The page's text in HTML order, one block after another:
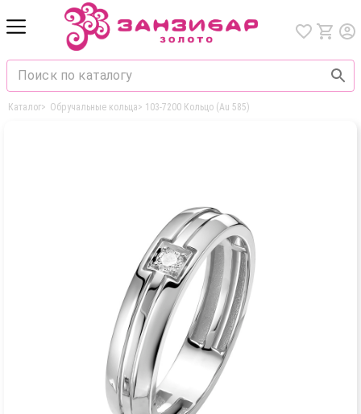
Каталог> Обручальные кольца> 103-7200 Кольцо (Au 585)